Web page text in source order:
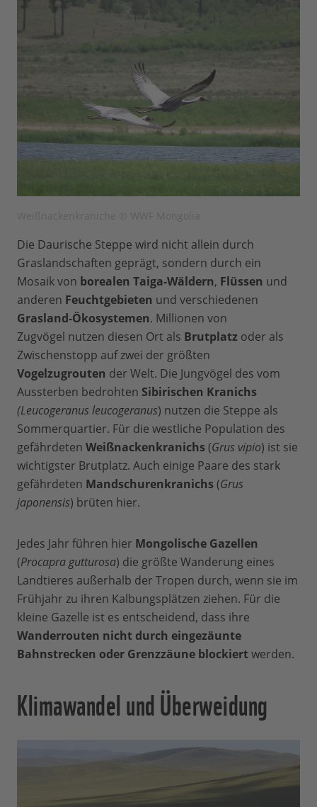
Die Daurische Steppe wird nicht allein durch
Graslandschaften geprägt, sondern durch ein
Mosaik von borealen Taiga-Wäldern, Flüssen und
anderen Feuchtgebieten und verschiedenen
Grasland-Ökosystemen. Millionen von
Zugvögel nutzen diesen Ort als Brutplatz oder als
Zwischenstopp auf zwei der größten
Vogelzugrouten der Welt. Die Jungvögel des vom
Aussterben bedrohten Sibirischen Kranichs
(Leucogeranus leucogeranus) nutzen die Steppe als
Sommerquartier. Für die westliche Population des
gefährdeten Weißnackenkranichs (Grus vipio) ist sie
wichtigster Brutplatz. Auch einige Paare des stark
gefährdeten Mandschurenkranichs (Grus
japonensis) brüten hier.
Jedes Jahr führen hier Mongolische Gazellen
(Procapra gutturosa) die größte Wanderung eines
Landtieres außerhalb der Tropen durch, wenn sie im
Frühjahr zu ihren Kalbungsplätzen ziehen. Für die
kleine Gazelle ist es entscheidend, dass ihre
Wanderrouten nicht durch eingezäunte
Bahnstrecken oder Grenzzäune blockiertwerden.
Klimawandel und Überweidung